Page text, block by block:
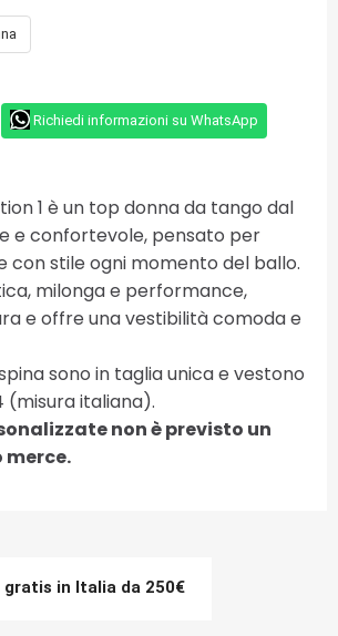
Richiedi informazioni su WhatsApp
1 è un top donna da tango dal
e confortevole, pensato per
con stile ogni momento del ballo.
milonga e performance,
e offre una vestibilità comoda e
sono in taglia unica e vestono
(misura italiana).
non è previsto un
merce.
gratis in Italia da 250€